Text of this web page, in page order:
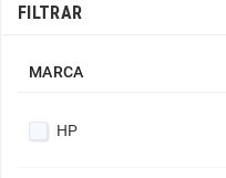
FILTRAR
MARCA
HP